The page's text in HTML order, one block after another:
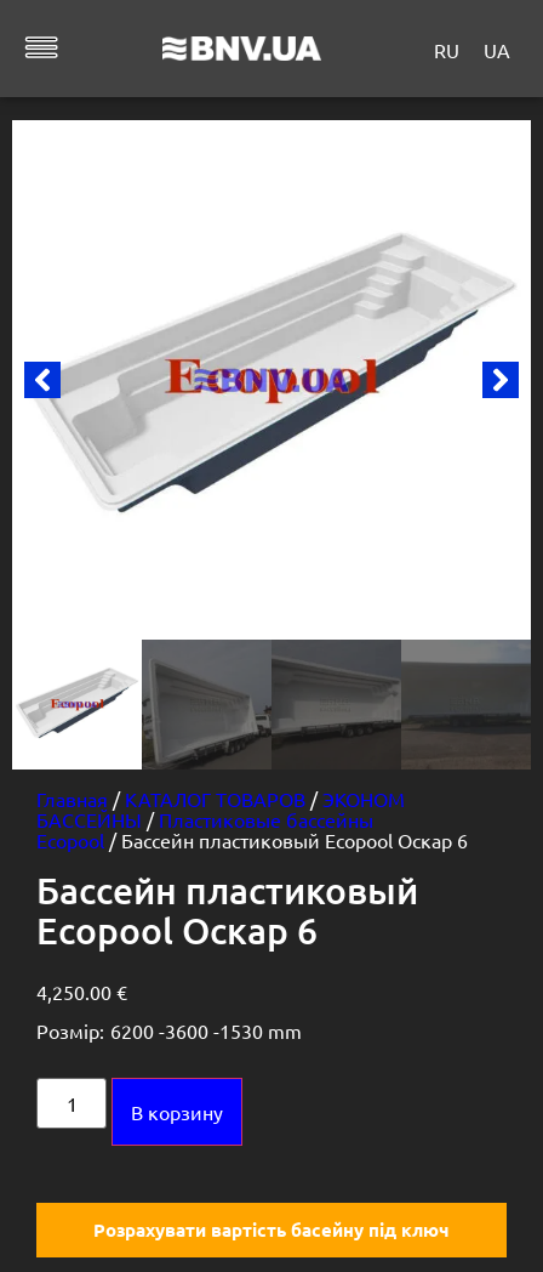
RU UA
Главная / КАТАЛОГ ТОВАРОВ /ЭКОНОМ
БАССЕЙНЫ / Пластиковые бассейны
Ecopool / Бассейн пластиковый Ecopool Оскар 6
Бассейн пластиковый
Ecopool Оскар 6
4,250.00 €
Розмір: 6200 -3600 -1530 mm
В корзину
Розрахувати вартість басейну під ключ